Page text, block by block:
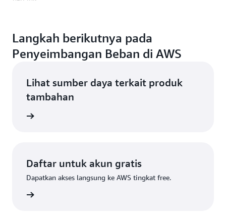
Langkah berikutnya pada
Penyeimbangan Beban di AWS
Lihat sumber daya terkait produk
tambahan
Daftar untuk akun gratis
Dapatkan akses langsung ke AWS tingkat free.